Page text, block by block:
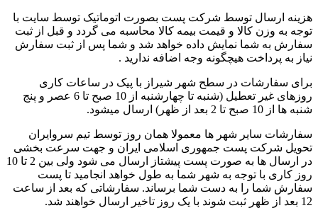
هزینه ارسال توسط شرکت پست بصورت اتوماتیک توسط سایت با
توجه به وزن کالا و قیمت بیمه کالا محاسبه می گردد و قبل از ثبت
سفارش به شما نمایش داده خواهد شد و شما پس از ثبت سفارش
نیاز به پرداخت هیچگونه وجه اضافه ندارید .
برای سفارشات در سطح شهر شیراز با پیک در ساعات کاری
روزهای غیر تعطیل (شنبه تا چهارشنبه از 10 صبح تا 6 عصر و پنج
شنبه ها از 10 صبح تا 2 بعد از ظهر) ارسال میشود.
سفارشات سایر شهر ها معمولا همان روز توسط تیم سروایران
تحویل شرکت پست جمهوری اسلامی ایران و جهت سرعت بخشی
در ارسال ها به صورت پست پیشتاز ارسال می شود ولی بین 2 تا 10
روز کاری با توجه به شهر شما به طول خواهد انجامید تا پست
سفارش شما را به دست شما برساند. سفارشاتی که بعد از ساعت
12 بعد از ظهر ثبت شوند با یک روز تاخیر ارسال خواهند شد.